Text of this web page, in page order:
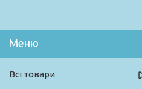
Всі товари